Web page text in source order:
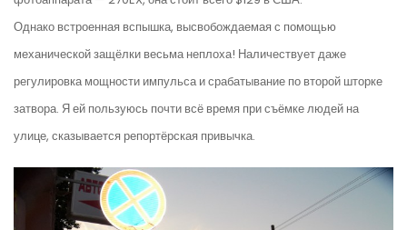
Однако встроенная вспышка, высвобождаемая с помощью
механической защёлки весьма неплоха! Наличествует даже
регулировка мощности импульса и срабатывание по второй шторке
затвора. Я ей пользуюсь почти всё время при съёмке людей на
улице, сказывается репортёрская привычка.